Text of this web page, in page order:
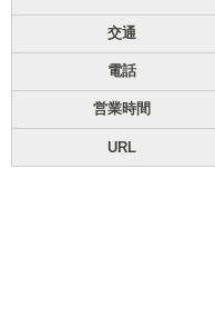
交通
電話
営業時間
URL